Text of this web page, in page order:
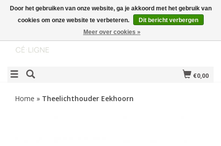
€0,00
Home » Theelichthouder Eekhoorn
Door het gebruiken van onze website, ga je akkoord met het gebruik van
cookies om onze website te verbeteren.
Dit bericht verbergen
Meer over cookies »